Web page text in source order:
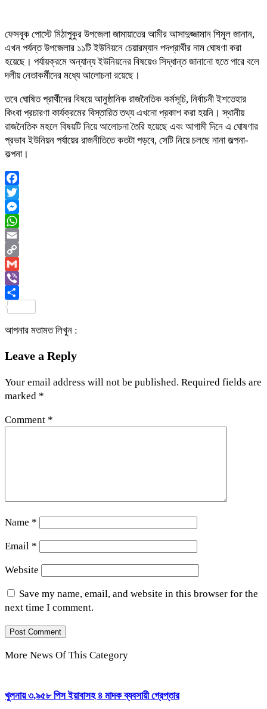
ফেসবুক পোস্টে মিঠাপুকুর উপজেলা জামায়াতের আমীর আসাদুজ্জামান শিমুল জানান,
এখন পর্যন্ত উপজেলার ১১টি ইউনিয়নে চেয়ারম্যান পদপ্রার্থীর নাম ঘোষণা করা
হয়েছে। পর্যায়ক্রমে অন্যান্য ইউনিয়নের বিষয়েও সিদ্ধান্ত জানানো হতে পারে বলে
দলীয় নেতাকর্মীদের মধ্যে আলোচনা রয়েছে।
তবে ঘোষিত প্রার্থীদের বিষয়ে আনুষ্ঠানিক রাজনৈতিক কর্মসূচি, নির্বাচনী ইশতেহার
কিংবা প্রচারণা কার্যক্রমের বিস্তারিত তথ্য এখনো প্রকাশ করা হয়নি। স্থানীয়
রাজনৈতিক মহলে বিষয়টি নিয়ে আলোচনা তৈরি হয়েছে এবং আগামী দিনে এ ঘোষণার
প্রভাব ইউনিয়ন পর্যায়ের রাজনীতিতে কতটা পড়বে, সেটি নিয়ে চলছে নানা জল্পনা-
কল্পনা।
Facebook
Twitter
Messenger
WhatsApp
Email
Copy
Link
Gmail
Viber
আপনার মতামত লিখুন :
Leave a Reply
Your email address will not be published. Required fields are
marked *
Comment *
Name *
Email *
Website
Save my name, email, and website in this browser for the
next time I comment.
More News Of This Category
খুলনায় ৩,৯৫৮ পিস ইয়াবাসহ ৪ মাদক ব্যবসায়ী গ্রেপ্তার